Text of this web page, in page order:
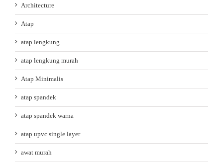
Architecture
Atap
atap lengkung
atap lengkung murah
Atap Minimalis
atap spandek
atap spandek warna
atap upvc single layer
awat murah